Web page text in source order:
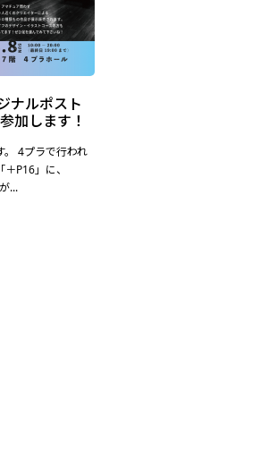
ナルポスト
加します！
。 4プラで行われ
P16」に、
...